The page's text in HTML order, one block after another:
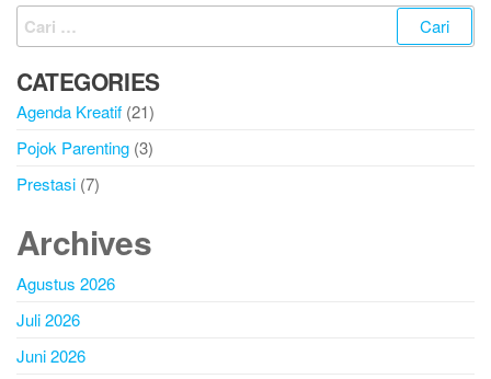
CATEGORIES
Agenda Kreatif (21)
Pojok Parenting (3)
Prestasi (7)
Archives
Agustus 2026
Juli 2026
Juni 2026